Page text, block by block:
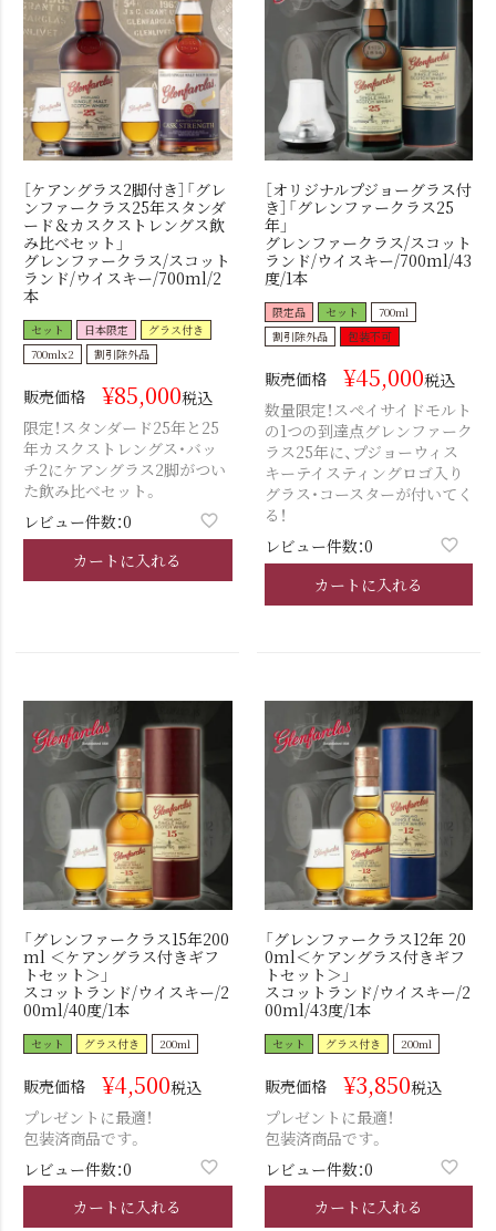
［ケアングラス2脚付き］「グレ
ンファークラス25年スタンダ
ード＆カスクストレングス飲
み比べセット」
グレンファークラス/スコット
ランド/ウイスキー/700ml/2
本
セット 日本限定
グラス付き
700mlx2
割引除外品
販売価格 ¥85,000税込
限定！スタンダード25年と25
年カスクストレングス・バッ
チ2にケアングラス2脚がつい
た飲み比べセット。
レビュー件数：0
カートに入れる
［オリジナルプジョーグラス付
き］「グレンファークラス25
年」
グレンファークラス/スコット
ランド/ウイスキー/700ml/43
度/1本
限定品 セット
700ml
割引除外品
包装不可
販売価格 ¥45,000税込
数量限定！スペイサイドモルト
の1つの到達点グレンファーク
ラス25年に、プジョーウィス
キーテイスティングロゴ入り
グラス・コースターが付いてく
る！
レビュー件数：0
カートに入れる
「グレンファークラス15年200
ml ＜ケアングラス付きギフ
トセット＞」
スコットランド/ウイスキー/2
00ml/40度/1本
セット グラス付き 200ml
販売価格 ¥4,500税込
プレゼントに最適！
包装済商品です。
レビュー件数：0
カートに入れる
「グレンファークラス12年 20
0ml＜ケアングラス付きギフ
トセット＞」
スコットランド/ウイスキー/2
00ml/43度/1本
セット グラス付き 200ml
販売価格 ¥3,850税込
プレゼントに最適！
包装済商品です。
レビュー件数：0
カートに入れる